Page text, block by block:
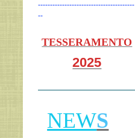
----------------------------------------
--
TESSERAMENTO
2025
NEWS